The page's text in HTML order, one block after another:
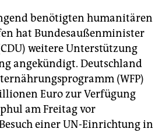
benötigten humanitären
hat Bundesaußenminister
weitere Unterstützung
angekündigt. Deutschland
(WFP)
Euro zur Verfügung
am Freitag vor
einer UN-Einrichtung in